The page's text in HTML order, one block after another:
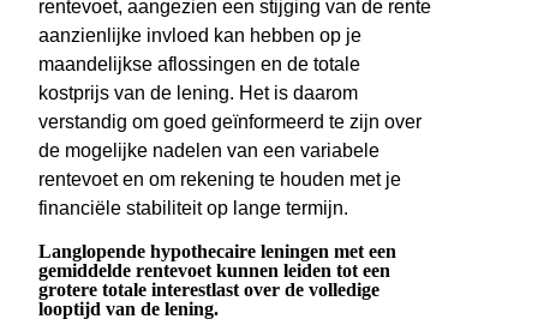
rentevoet, aangezien een stijging van de rente
aanzienlijke invloed kan hebben op je
maandelijkse aflossingen en de totale
kostprijs van de lening. Het is daarom
verstandig om goed geïnformeerd te zijn over
de mogelijke nadelen van een variabele
rentevoet en om rekening te houden met je
financiële stabiliteit op lange termijn.
Langlopende hypothecaire leningen met een
gemiddelde rentevoet kunnen leiden tot een
grotere totale interestlast over de volledige
looptijd van de lening.